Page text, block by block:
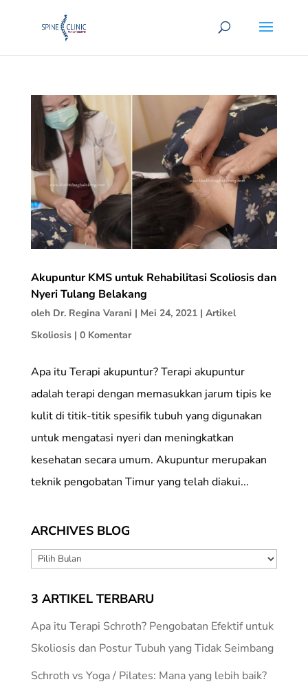
Akupuntur KMS untuk Rehabilitasi Scoliosis dan
Nyeri Tulang Belakang
oleh Dr. Regina Varani | Mei 24, 2021| Artikel
Skoliosis| 0 Komentar
Apa itu Terapi akupuntur? Terapi akupuntur
adalah terapi dengan memasukkan jarum tipis ke
kulit di titik-titik spesifik tubuh yang digunakan
untuk mengatasi nyeri dan meningkatkan
kesehatan secara umum. Akupuntur merupakan
teknik pengobatan Timur yang telah diakui...
ARCHIVES BLOG
ARCHIVES
3 ARTIKEL TERBARU
Apa itu Terapi Schroth? Pengobatan Efektif untuk
Skoliosis dan Postur Tubuh yang Tidak Seimbang
Schroth vs Yoga / Pilates: Mana yang lebih baik?